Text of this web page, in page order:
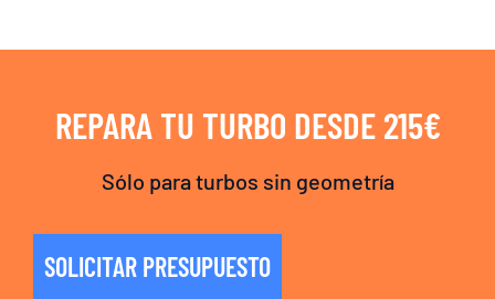
REPARA TU TURBO DESDE 215€
Sólo para turbos sin geometría
SOLICITAR PRESUPUESTO